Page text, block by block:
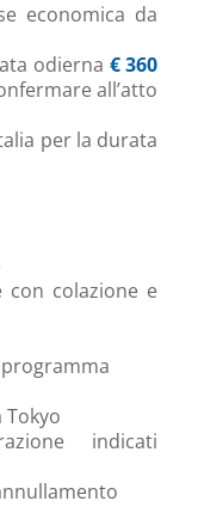
economica da
odierna € 360
all’atto
per la durata
con colazione e
indicati